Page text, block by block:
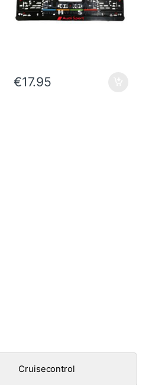
€17.95
Cruisecontrol